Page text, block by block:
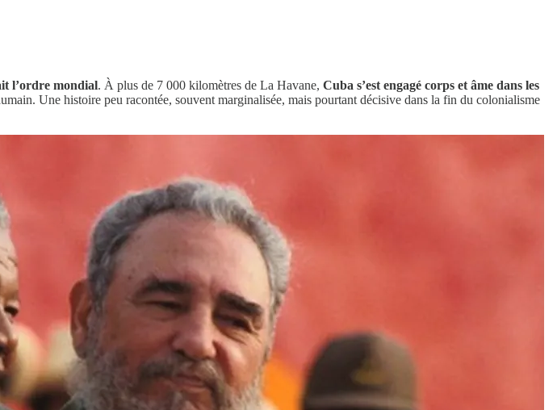
l’ordre mondial. À plus de 7 000 kilomètres de La Havane, Cuba s’est engagé corps et âme dans les
Une histoire peu racontée, souvent marginalisée, mais pourtant décisive dans la fin du colonialisme